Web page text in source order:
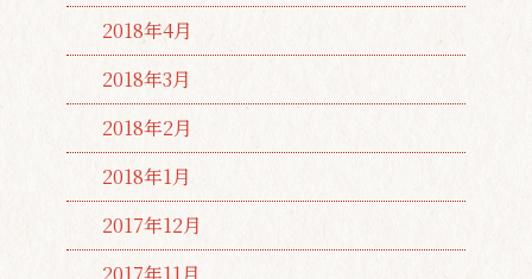
2018年4月
2018年3月
2018年2月
2018年1月
2017年12月
2017年11月